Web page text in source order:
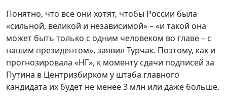
Понятно, что все они хотят, чтобы России была
«сильной, великой и независимой» – «и такой она
может быть только с одним человеком во главе – с
нашим президентом», заявил Турчак. Поэтому, как и
прогнозировала «НГ», к моменту сдачи подписей за
Путина в Центризбирком у штаба главного
кандидата их будет не менее 3 млн или даже больше.